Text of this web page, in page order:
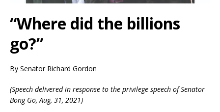
“Where did the billions
go?”
By Senator Richard Gordon
(Speech delivered in response to the privilege speech of Senator
Bong Go, Aug, 31, 2021)